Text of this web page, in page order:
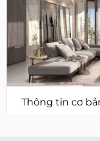
Thông tin cơ